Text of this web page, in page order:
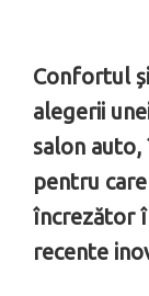
Confortul
alegerii
salon auto,
pentru
încrezător
recente